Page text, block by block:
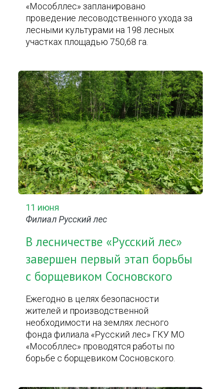
«Мособллес» запланировано
проведение лесоводственного ухода за
лесными культурами на 198 лесных
участках площадью 750,68 га.
11 июня
Филиал Русский лес
В лесничестве «Русский лес»
завершен первый этап борьбы
с борщевиком Сосновского
Ежегодно в целях безопасности
жителей и производственной
необходимости на землях лесного
фонда филиала «Русский лес» ГКУ МО
«Мособллес» проводятся работы по
борьбе с борщевиком Сосновского.